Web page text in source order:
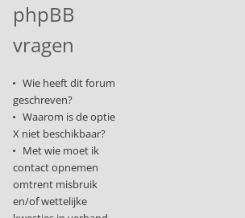
phpBB
vragen
Wie heeft dit forum
geschreven?
Waarom is de optie
X niet beschikbaar?
Met wie moet ik
contact opnemen
omtrent misbruik
en/of wettelijke